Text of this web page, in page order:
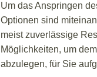
Um das Anspringen
Optionen sind
meist zuverlässige
Möglichkeiten, um
abzulegen, für Sie